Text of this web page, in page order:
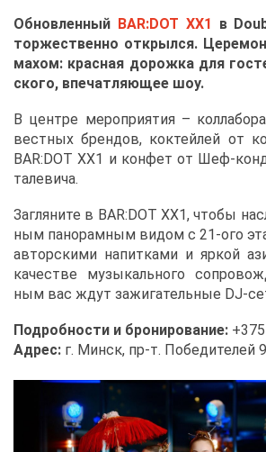
Об­нов­лен­ный BAR:DOT XX1 в
тор­же­ствен­но от­крыл­ся.
ма­хом: крас­ная до­рож­ка для
ско­го, впе­чат­ля­ю­щее шоу.
В цен­тре ме­ро­при­я­тия –
вест­ных брен­дов, кок­тей­лей от
BAR:DOT XX1 и кон­фет от Шеф-
та­ле­ви­ча.
За­гля­ни­те в BAR:DOT XX1, что­бы
ным па­но­рам­ным ви­дом с 21-ого
ав­тор­ски­ми на­пит­ка­ми и яр­кой
ка­че­стве му­зы­каль­но­го
ным вас ждут за­жи­га­тель­ные DJ-
По­дроб­но­сти и бро­ни­ро­ва­ние:
Ад­рес: г. Минск, пр-т. По­бе­ди­те­лей 9